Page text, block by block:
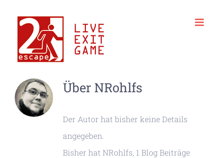
Inhalt
springen
Über NRohlfs
Der Autor hat bisher keine Details
angegeben.
Bisher hat NRohlfs, 1 Blog Beiträge